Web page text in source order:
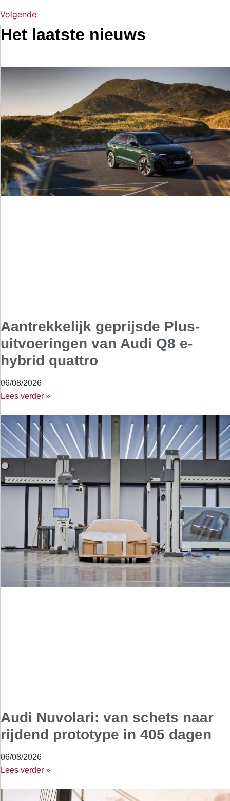
Volgende
Het laatste nieuws
Aantrekkelijk geprijsde Plus-
uitvoeringen van Audi Q8 e-
hybrid quattro
06/08/2026
Lees verder »
Audi Nuvolari: van schets naar
rijdend prototype in 405 dagen
06/08/2026
Lees verder »